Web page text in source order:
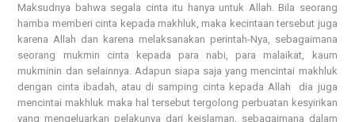
Maksudnya bahwa segala cinta itu hanya untuk Allah. Bila seorang
hamba memberi cinta kepada makhluk, maka kecintaan tersebut juga
karena Allah dan karena melaksanakan perintah-Nya, sebagaimana
seorang mukmin cinta kepada para nabi, para malaikat, kaum
mukminin dan selainnya. Adapun siapa saja yang mencintai makhluk
dengan cinta ibadah, atau di samping cinta kepada Allah dia juga
mencintai makhluk maka hal tersebut tergolong perbuatan kesyirikan
yang mengeluarkan pelakunya dari keislaman, sebagaimana dalam